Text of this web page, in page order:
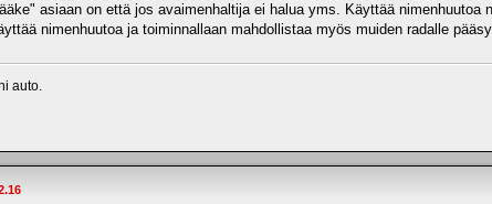
asiaan on että jos avaimenhaltija ei halua yms. Käyttää
nimenhuutoa ja toiminnallaan mahdollistaa myös muiden radalle
auto.